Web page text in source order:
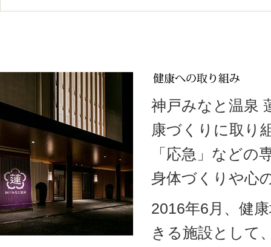
神戸みなと温泉
康づくりに取り
「応急」など
身体づくりや心
2016年6月、健
きる施設として